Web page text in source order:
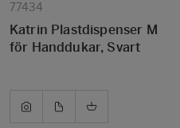
77434
Katrin Plastdispenser M
för Handdukar, Svart